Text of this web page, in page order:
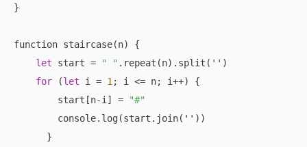
}
function staircase(n) {
let start = " " .repeat(n).split('')
for (let i = 1 ; i <= n; i++) {
        start[n
-i] =
"#"
        console.log(start.join(''))
      }